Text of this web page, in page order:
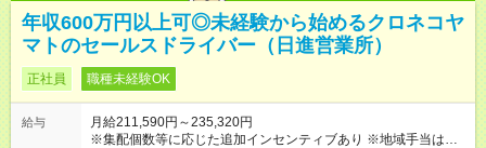
年収600万円以上可◎未経験から始めるクロネコヤ
マトのセールスドライバー（日進営業所）
正社員 職種未経験OK
給与
月給211,590円～235,320円
※集配個数等に応じた追加インセンティブあり ※地域手当は居住